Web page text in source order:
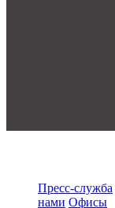
Пресс-служба
нами Офисы